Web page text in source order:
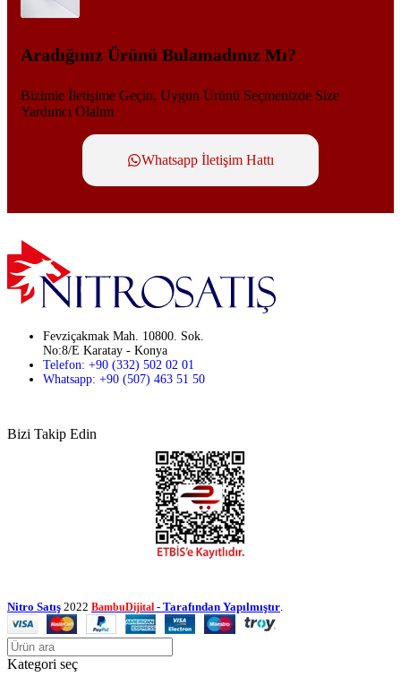
Aradığınız Ürünü Bulamadınız Mı?
Bizimle İletişime Geçin, Uygun Ürünü Seçmenizde Size
Yardımcı Olalım
Whatsapp İletişim Hattı
Fevziçakmak Mah. 10800. Sok.
No:8/E Karatay - Konya
Telefon: +90 (332) 502 02 01
Whatsapp: +90 (507) 463 51 50
Bizi Takip Edin
Nitro Satış 2022 BambuDijital - Tarafından Yapılmıştır
Kategori seç